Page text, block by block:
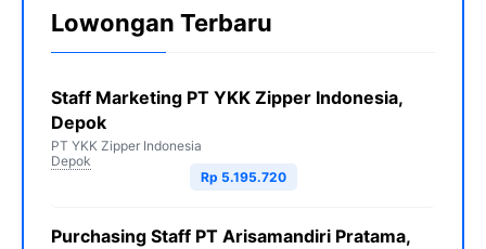
Lowongan Terbaru
Staff Marketing PT YKK Zipper Indonesia,
Depok
PT YKK Zipper Indonesia
Depok
Rp 5.195.720
Purchasing Staff PT Arisamandiri Pratama,